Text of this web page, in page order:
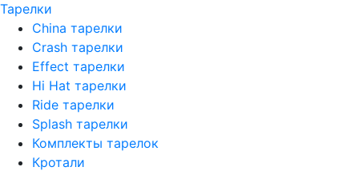
Тарелки
China тарелки
Crash тарелки
Effect тарелки
Hi Hat тарелки
Ride тарелки
Splash тарелки
Комплекты тарелок
Кротали